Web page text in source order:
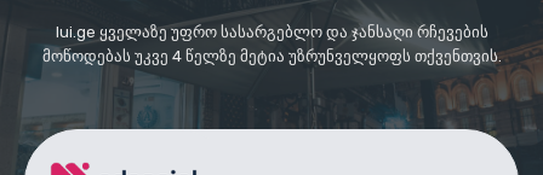
lui.ge ყველაზე უფრო სასარგებლო და ჯანსაღი რჩევების
მოწოდებას უკვე 4 წელზე მეტია უზრუნველყოფს თქვენთვის.